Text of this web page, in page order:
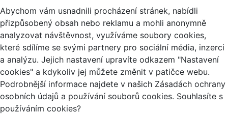
Abychom vám usnadnili procházení stránek, nabídli
přizpůsobený obsah nebo reklamu a mohli anonymně
analyzovat návštěvnost, využíváme soubory cookies,
které sdílíme se svými partnery pro sociální média, inzerci
a analýzu. Jejich nastavení upravíte odkazem "Nastavení
cookies" a kdykoliv jej můžete změnit v patičce webu.
Podrobnější informace najdete v našich Zásadách ochrany
osobních údajů a používání souborů cookies. Souhlasíte s
používáním cookies?